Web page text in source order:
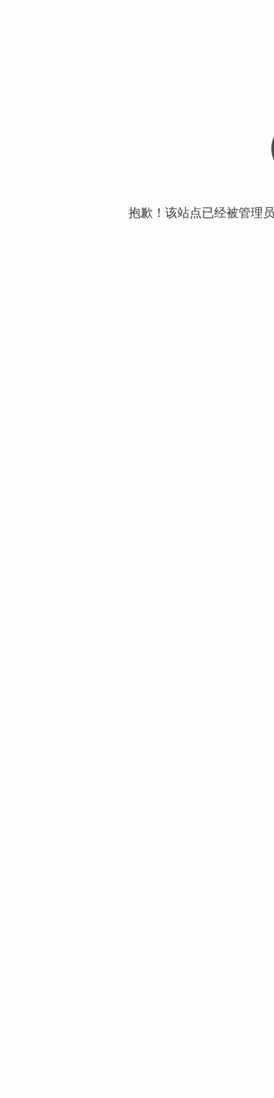
抱歉！该站点已经被管理